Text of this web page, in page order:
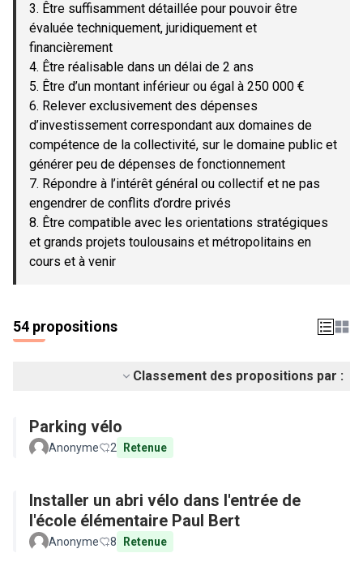
3. Être suffisamment détaillée pour pouvoir être
évaluée techniquement, juridiquement et
financièrement
4. Être réalisable dans un délai de 2 ans
5. Être d’un montant inférieur ou égal à 250 000 €
6. Relever exclusivement des dépenses
d’investissement correspondant aux domaines de
compétence de la collectivité, sur le domaine public et
générer peu de dépenses de fonctionnement
7. Répondre à l’intérêt général ou collectif et ne pas
engendrer de conflits d’ordre privés
8. Être compatible avec les orientations stratégiques
et grands projets toulousains et métropolitains en
cours et à venir
54 propositions
Classement des propositions par :
Parking vélo
Anonyme 2 Retenue
Installer un abri vélo dans l'entrée de
l'école élémentaire Paul Bert
Anonyme 8 Retenue